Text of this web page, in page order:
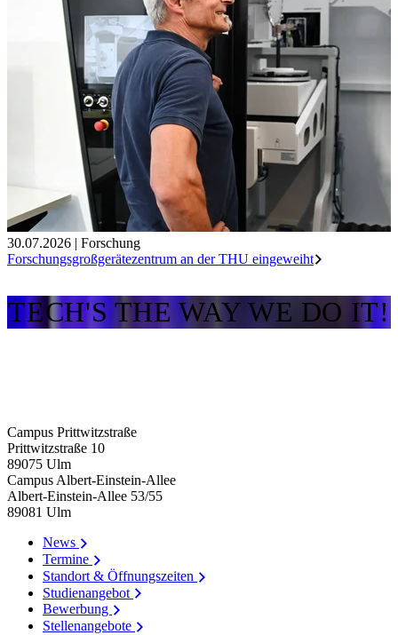
30.07.2026 | Forschung
Forschungsgroßgerätezentrum an der THU eingeweiht
TECH'S THE WAY WE DO IT!
Campus Prittwitzstraße
Prittwitzstraße 10
89075 Ulm
Campus Albert-Einstein-Allee
Albert-Einstein-Allee 53/​55
89081 Ulm
News
Termine
Standort & Öffnungszeiten
Studienangebot
Bewerbung
Stellenangebote